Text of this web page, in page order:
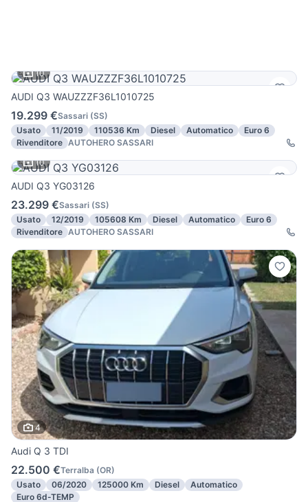
10
AUDI Q3 WAUZZZF36L1010725
19.299 €Sassari (SS)
Usato
11/2019 110536 Km Diesel Automatico
Euro 6
Rivenditore AUTOHERO SASSARI
10
AUDI Q3 YG03126
23.299 €Sassari (SS)
Usato
12/2019 105608 Km Diesel Automatico
Euro 6
Rivenditore AUTOHERO SASSARI
4
Audi Q 3 TDI
22.500 €Terralba (OR)
Usato
06/2020 125000 Km Diesel
Automatico
Euro 6d-TEMP